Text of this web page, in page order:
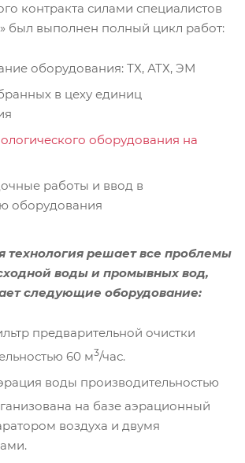
контракта силами специалистов
выполнен полный цикл работ:
оборудования: ТХ, АТХ, ЭМ
в цеху единиц
оборудования на
работы и ввод в
оборудования
технология решает все проблемы
воды и промывных вод,
следующие оборудование:
предварительной очистки
60 м3/час.
воды производительностью
на базе аэрационный
воздуха и двумя